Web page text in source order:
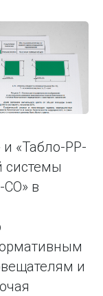
«Табло-РР-
системы
СО» в
и